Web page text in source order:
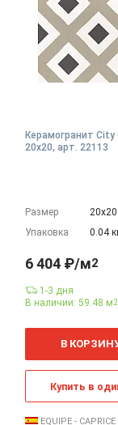
Керамогранит City
20x20, арт. 22113
Размер
20х20
Упаковка
0.04
6 404 ₽/м2
1-3 дня
В наличии: 59.48 м2
В
Купить в
EQUIPE - CAPRICE